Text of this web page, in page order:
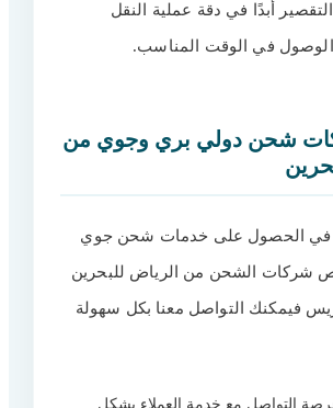
التقصير أبدًا في دقة عملية النقل
في الوقت المناسب.
شحن دولي بري وجوي من
في الحصول على خدمات شحن جوي
شركات الشحن من الرياض للبحرين
فيمكنك التواصل معنا بكل سهولة
التواصل مع خدمة العملاء بشكل